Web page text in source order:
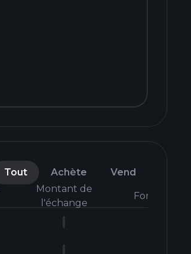
Tout Achète Vend
Montant de
l'échange
Formulaire